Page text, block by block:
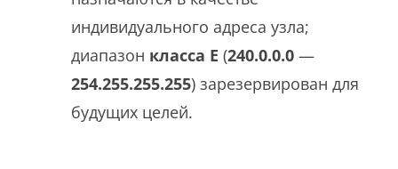
индивидуального адреса узла;
диапазон класса E (240.0.0.0 —
254.255.255.255) зарезервирован для
будущих целей.